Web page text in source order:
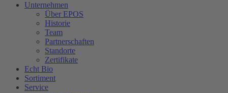
Unternehmen
Über EPOS
Historie
Team
Partnerschaften
Standorte
Zertifikate
Echt Bio
Sortiment
Service